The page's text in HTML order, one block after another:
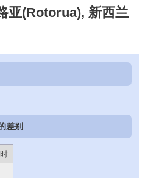
亚(Rotorua), 新西兰
差别